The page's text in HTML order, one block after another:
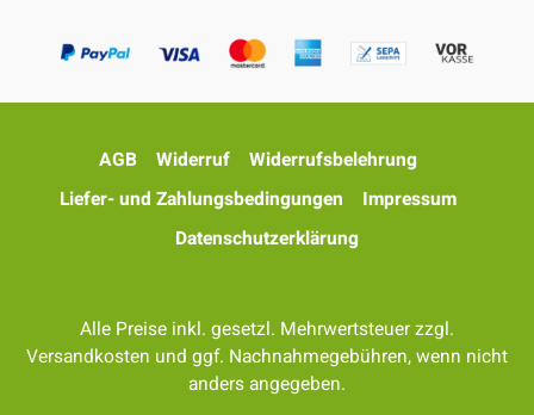
AGB Widerruf
Widerrufsbelehrung
Liefer- und Zahlungsbedingungen
Impressum
Datenschutzerklärung
Alle Preise inkl. gesetzl. Mehrwertsteuer zzgl.
Versandkosten und ggf. Nachnahmegebühren, wenn nicht
anders angegeben.